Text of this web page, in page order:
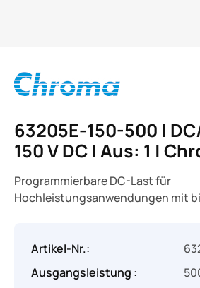
63205E-150-500 |
150 V DC | Aus: 1 |
Programmierbare DC-Last für
Hochleistungsanwendungen mit
Artikel-Nr.:
Ausgangsleistung :